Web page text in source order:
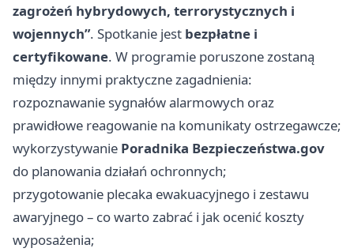
zagrożeń hybrydowych, terrorystycznych i
wojennych”. Spotkanie jest bezpłatne i
certyfikowane. W programie poruszone zostaną
między innymi praktyczne zagadnienia:
rozpoznawanie sygnałów alarmowych oraz
prawidłowe reagowanie na komunikaty ostrzegawcze;
wykorzystywanie Poradnika Bezpieczeństwa.gov
do planowania działań ochronnych;
przygotowanie plecaka ewakuacyjnego i zestawu
awaryjnego – co warto zabrać i jak ocenić koszty
wyposażenia;